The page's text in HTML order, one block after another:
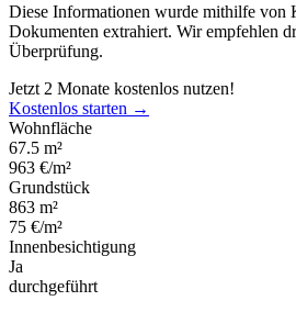
Diese Informationen wurde mithilfe von
Dokumenten extrahiert. Wir empfehlen
Überprüfung.
Jetzt 2 Monate kostenlos nutzen!
Kostenlos starten →
Wohnfläche
67.5 m²
963 €/m²
Grundstück
863 m²
75 €/m²
Innenbesichtigung
Ja
durchgeführt